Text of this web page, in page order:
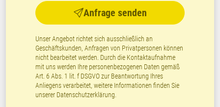
Anfrage senden
Unser Angebot richtet sich ausschließlich an
Geschäftskunden, Anfragen von Privatpersonen können
nicht bearbeitet werden. Durch die Kontaktaufnahme
mit uns werden Ihre personenbezogenen Daten gemäß
Art. 6 Abs. 1 lit. f DSGVO zur Beantwortung Ihres
Anliegens verarbeitet, weitere Informationen finden Sie
unserer Datenschutzerklärung